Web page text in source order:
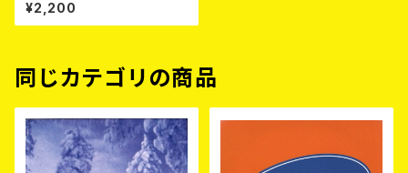
¥2,200
同じカテゴリの商品